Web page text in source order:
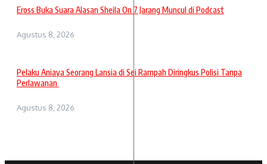
Eross Buka Suara Alasan Sheila On 7 Jarang Muncul di Podcast
Agustus 8, 2026
Pelaku Aniaya Seorang Lansia di Sei Rampah Diringkus Polisi Tanpa
Perlawanan
Agustus 8, 2026